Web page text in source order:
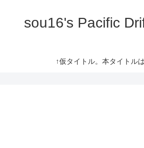
sou16's Pacific
↑仮タイトル。本タイトル